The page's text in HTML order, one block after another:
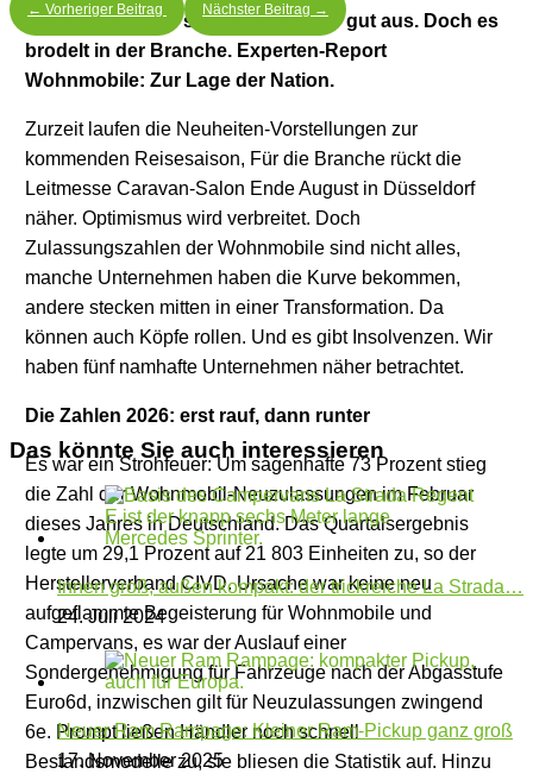
Die Zulassungen sehen auf Anhieb gut aus. Doch es
brodelt in der Branche. Experten-Report
Wohnmobile: Zur Lage der Nation.
Zurzeit laufen die Neuheiten-Vorstellungen zur
kommenden Reisesaison, Für die Branche rückt die
Leitmesse Caravan-Salon Ende August in Düsseldorf
näher. Optimismus wird verbreitet. Doch
Zulassungszahlen der Wohnmobile sind nicht alles,
manche Unternehmen haben die Kurve bekommen,
andere stecken mitten in einer Transformation. Da
können auch Köpfe rollen. Und es gibt Insolvenzen. Wir
haben fünf namhafte Unternehmen näher betrachtet.
Die Zahlen 2026: erst rauf, dann runter
Es war ein Strohfeuer: Um sagenhafte 73 Prozent stieg
die Zahl der Wohnmobil-Neuzulassungen im Februar
dieses Jahres in Deutschland. Das Quartalsergebnis
legte um 29,1 Prozent auf 21 803 Einheiten zu, so der
Herstellerverband CIVD. Ursache war keine neu
aufgeflammte Begeisterung für Wohnmobile und
Campervans, es war der Auslauf einer
Sondergenehmigung für Fahrzeuge nach der Abgasstufe
Euro6d, inzwischen gilt für Neuzulassungen zwingend
6e. Prompt ließen Händler noch schnell
Bestandsmodelle zu, sie bliesen die Statistik auf. Hinzu
← Vorheriger Beitrag Nächster Beitrag →
Das könnte Sie auch interessieren
Innen groß, außen kompakt: der trickreiche La Strada…
24. Juli 2024
Neuer Ram Rampage: Kleiner Ram-Pickup ganz groß
17. November 2025